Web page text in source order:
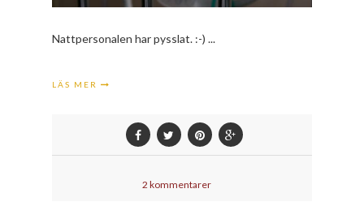
Nattpersonalen har pysslat. :-) ...
LÄS MER
2 kommentarer